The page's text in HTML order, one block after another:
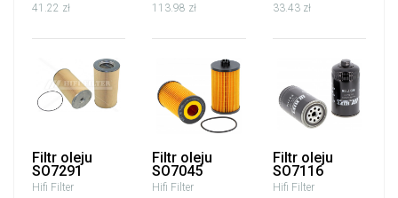
41.22 zł
113.98 zł
33.43 zł
Filtr oleju
SO7291
Hifi Filter
Filtr oleju
SO7045
Hifi Filter
Filtr oleju
SO7116
Hifi Filter